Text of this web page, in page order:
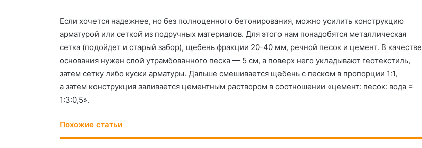
Если хочется надежнее, но без полноценного бетонирования, можно усилить конструкцию
арматурой или сеткой из подручных материалов. Для этого нам понадобятся металлическая
сетка (подойдет и старый забор), щебень фракции 20-40 мм, речной песок и цемент. В качестве
основания нужен слой утрамбованного песка — 5 см, а поверх него укладывают геотекстиль,
затем сетку либо куски арматуры. Дальше смешивается щебень с песком в пропорции 1:1,
а затем конструкция заливается цементным раствором в соотношении «цемент: песок: вода =
1:3:0,5».
Похожие статьи